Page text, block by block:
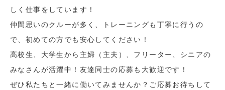
しく仕事をしています！
仲間思いのクルーが多く、トレーニングも丁寧に行うの
で、初めての方でも安心してください！
高校生、大学生から主婦（主夫）、フリーター、シニアの
みなさんが活躍中！友達同士の応募も大歓迎です！
ぜひ私たちと一緒に働いてみませんか？ご応募お待ちして